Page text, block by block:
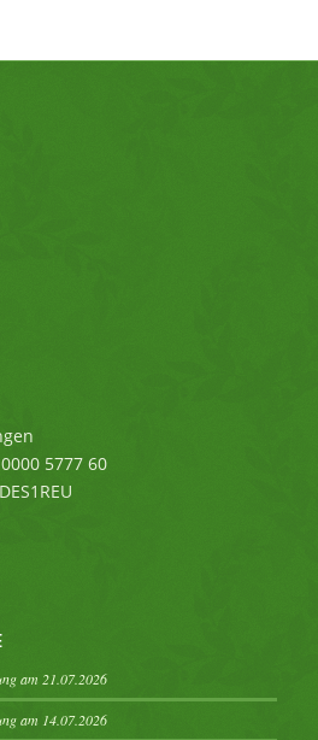
5777 60
am 21.07.2026
am 14.07.2026